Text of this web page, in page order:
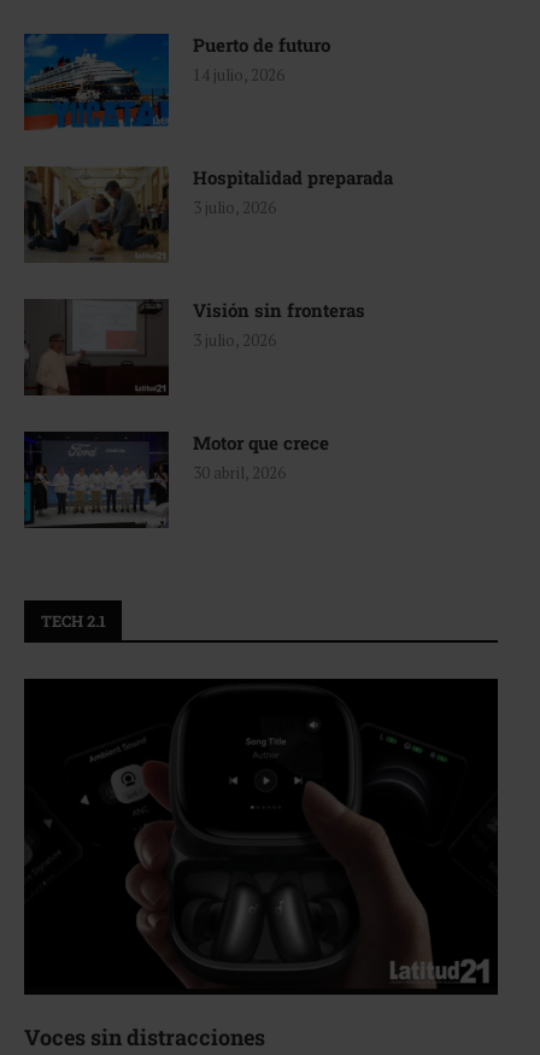
Puerto de futuro
14 julio, 2026
Hospitalidad preparada
3 julio, 2026
Visión sin fronteras
3 julio, 2026
Motor que crece
30 abril, 2026
TECH 2.1
Voces sin distracciones